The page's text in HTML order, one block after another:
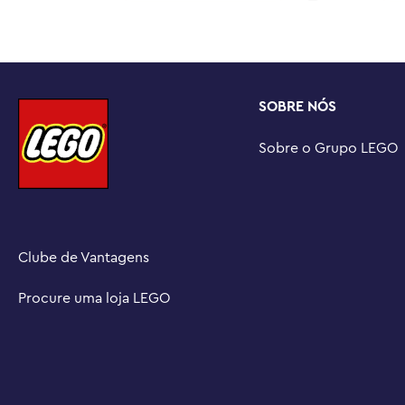
aventuras enquanto constroem criaturas e veículos
Clube de Vantagens
Procure uma loja LEGO
SOBRE NÓS
Sobre o Grupo LEGO